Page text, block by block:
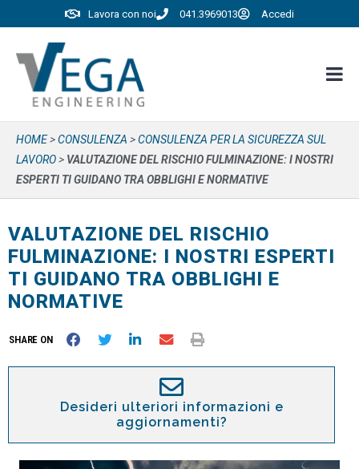
Lavora con noi 041.3969013 Accedi
HOME>CONSULENZA >CONSULENZA PER LA SICUREZZA SUL
LAVORO> VALUTAZIONE DEL RISCHIO FULMINAZIONE: I NOSTRI
ESPERTI TI GUIDANO TRA OBBLIGHI E NORMATIVE
VALUTAZIONE DEL RISCHIO
FULMINAZIONE: I NOSTRI ESPERTI
TI GUIDANO TRA OBBLIGHI E
NORMATIVE
SHARE ON
Desideri ulteriori informazioni e
aggiornamenti?